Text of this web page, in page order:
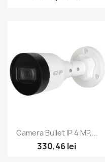
Vizualizare rapida
Camera Bullet IP 4 MP,...
330,46 lei